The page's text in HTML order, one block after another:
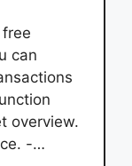
free
can
overview.
-…